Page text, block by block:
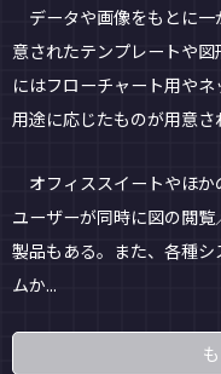
データや画像をもとに一
意されたテンプレートや
にはフローチャート用や
用途に応じたものが用意さ
オフィススイートやほか
ユーザーが同時に図の閲
製品もある。また、各種
ムか...